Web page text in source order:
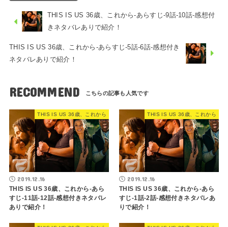
THIS IS US 36歳、これから-あらすじ-9話-10話-感想付
きネタバレありで紹介！
THIS IS US 36歳、これから-あらすじ-5話-6話-感想付き
ネタバレありで紹介！
RECOMMEND
THIS IS US 36歳、これから
2019.12.16
THIS IS US 36歳、これから-あら
すじ-11話-12話-感想付きネタバレ
ありで紹介！
THIS IS US 36歳、これから
2019.12.16
THIS IS US 36歳、これから-あら
すじ-1話-2話-感想付きネタバレあ
りで紹介！